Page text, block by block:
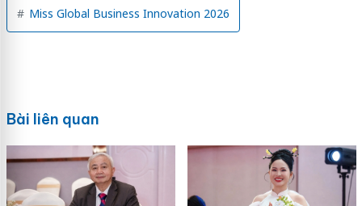
Miss Global Business Innovation 2026
Bài liên quan